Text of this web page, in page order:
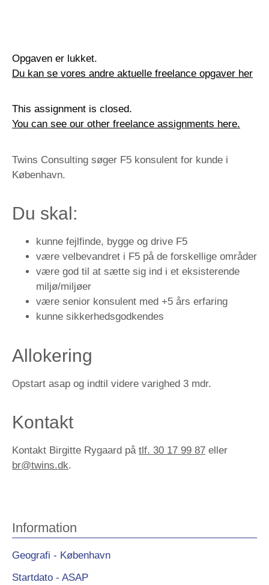
Opgaven er lukket.
Du kan se vores andre aktuelle freelance opgaver her
This assignment is closed.
You can see our other freelance assignments here.
Twins Consulting søger F5 konsulent for kunde i
København.
Du skal:
kunne fejlfinde, bygge og drive F5
være velbevandret i F5 på de forskellige områder
være god til at sætte sig ind i et eksisterende
miljø/miljøer
være senior konsulent med +5 års erfaring
kunne sikkerhedsgodkendes
Allokering
Opstart asap og indtil videre varighed 3 mdr.
Kontakt
Kontakt Birgitte Rygaard på tlf. 30 17 99 87 eller
br@twins.dk.
Information
Geografi - København
Startdato - ASAP